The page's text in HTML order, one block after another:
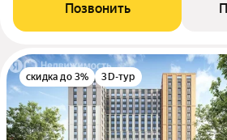
Позвонить
скидка до 3% 3D-тур